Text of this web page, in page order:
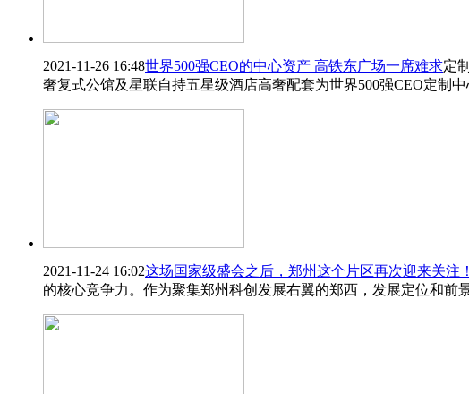
2021-11-26 16:48世界500强CEO的中心资产 高铁东广场一席难求定
奢复式公馆及星联自持五星级酒店高奢配套为世界500强CEO定制
2021-11-24 16:02这场国家级盛会之后，郑州这个片区再次迎来关注！
的核心竞争力。作为聚集郑州科创发展右翼的郑西，发展定位和